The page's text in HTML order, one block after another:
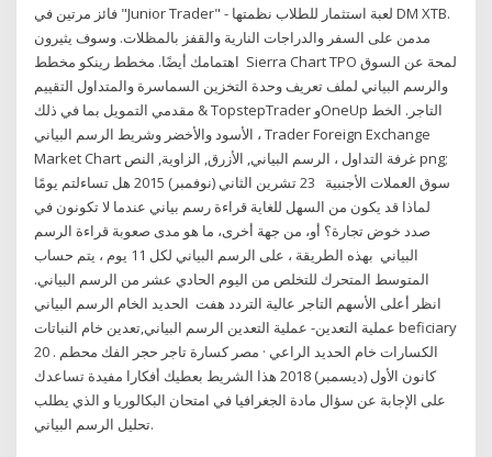
فائز مرتين في "Junior Trader" - لعبة استثمار للطلاب نظمتها DM XTB.
مدمن على السفر والدراجات النارية والقفز بالمظلات. وسوف يثيرون
اهتمامك أيضًا. مخطط رينكو مخطط Sierra Chart TPO لمحة عن السوق
والرسم البياني لملف تعريف وحدة التخزين السماسرة والمتداول التقييم
& مقدمي التمويل بما في ذلك TopstepTrader وOneUp التاجر. الخط
الأسود والأخضر وشريط الرسم البياني ، Trader Foreign Exchange
Market Chart غرفة التداول ، الرسم البياني, الأزرق, الزاوية, النص png;
سوق العملات الأجنبية 23 تشرين الثاني (نوفمبر) 2015 هل تساءلتم يومًا
لماذا قد يكون من السهل للغاية قراءة رسم بياني عندما لا تكونون في
صدد خوض تجارة؟ أو، من جهة أخرى، ما هو مدى صعوبة قراءة الرسم
البياني بهذه الطريقة ، على الرسم البياني لكل 11 يوم ، يتم حساب
المتوسط ​​المتحرك للتخلص من اليوم الحادي عشر من الرسم البياني.
انظر أعلى الأسهم التاجر عالية التردد هفت الحديد الخام الرسم البياني
عملية التعدين- عملية التعدين الرسم البياني,تعدين خام النباتات beficiary
الكسارات خام الحديد الراعي · مصر كسارة تاجر حجر الفك محطم . 20
كانون الأول (ديسمبر) 2018 هذا الشريط بعطيك أفكارا مفيدة تساعدك
على الإجابة عن سؤال مادة الجغرافيا في امتحان البكالوريا و الذي يطلب
تحليل الرسم البياني.